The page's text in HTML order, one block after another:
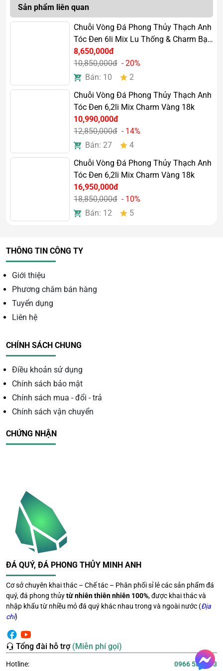
người làm kinh doanh, quản lý hoặc công việc cần sự tập
trung cao.
Thu hút may mắn và thuận lợi
Chiếc vòng được xem như biểu tượng của sự ổn định, hỗ
trợ thu hút cơ hội tích cực trong cuộc sống và công việc.
Tăng sự cân bằng nội tâm
Nguồn năng lượng tự nhiên từ đá giúp tinh thần thư thái,
tạo cảm giác bình yên và ổn định hơn mỗi ngày.
Điểm nổi bật của sản phẩm
Size hạt 5,6ly thanh mảnh, dễ
đeo
những ai yêu thích phong cách tinh tế, thanh lịch nhưng
vẫn nổi bật.
sang trọng và hiện đại hơn. Ánh vàng nổi bật trên nền đá
đen tạo nên sự tương phản đầy cuốn hút.
Đá tự nhiên được tuyển chọn kỹ
lưỡng
Các viên đá được gia công tỉ mỉ, bề mặt sáng bóng, giữ
được vẻ đẹp tự nhiên và độ bền cao theo thời gian.
Phù hợp nhiều phong cách thời
trang
Sản phẩm có thể kết hợp với:
Trang phục công sở
Thời trang thường ngày
Sản phẩm liên quan
Chuỗi Vòng Đá Phong Thủy Thạch Anh
Tóc Đen 6li Mix Lu Thống & Charm Bạc
Si Vàng Cao Cấp
8,650,000đ
10,850,000đ - 20%
Bán: 10
2
Chuỗi Vòng Đá Phong Thủy Thạch Anh
Tóc Đen 6,2li Mix Charm Vàng 18k
10,990,000đ
12,850,000đ - 14%
Bán: 27
4
Chuỗi Vòng Đá Phong Thủy Thạch Anh
Tóc Đen 6,2li Mix Charm Vàng 18k
16,950,000đ
18,850,000đ - 10%
Bán: 12
5
THÔNG TIN CÔNG TY
Giới thiệu
Phương châm bán hàng
Tuyển dụng
Liên hệ
CHÍNH SÁCH CHUNG
Điều khoản sử dụng
Chính sách bảo mật
Chính sách mua - đổi - trả
Chính sách vận chuyển
CHỨNG NHẬN
ĐÁ QUÝ, ĐÁ PHONG THỦY MINH ANH
Cơ sở chuyên khai thác – Chế tác – Phân phối sỉ lẻ các sản phẩm đá
quý, đá phong thủytừ nhiên thiên nhiên 100%, được khai thác và
nhập khẩu từ nhiều mỏ đá quý khác nhau trong và ngoài nước (Địa
chỉ)
Tổng đài hỗ trợ (Miễn phí gọi)
Hotline: 0966 581 393